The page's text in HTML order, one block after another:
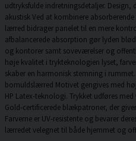
udtryksfulde indretningsdetaljer.
akustisk Ved at kombinere
lærred bidrager panelet til en mere
afbalancerede absorption gør lyden
og kontorer samt soveværelser og
høje kvalitet i trykteknologien lyset,
skaber en harmonisk stemning i
bomuldslærred Motivet gengives med
HP Latex-teknologi. Trykket udføres med
Gold-certificerede blækpatroner, der
Farverne er UV-resistente og bevarer
lærredet velegnet til både hjemmet og